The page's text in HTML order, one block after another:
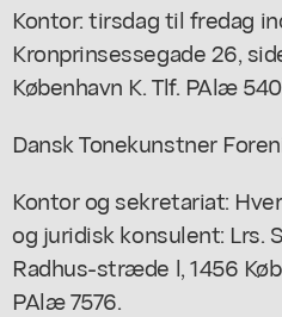
Kontor: tirsdag til fredag
Kronprinsessegade 26,
København K. Tlf. PAlæ
Dansk Tonekunstner
Kontor og sekretariat:
og juridisk konsulent: Lrs.
Radhus-stræde l, 1456
PAlæ 7576.